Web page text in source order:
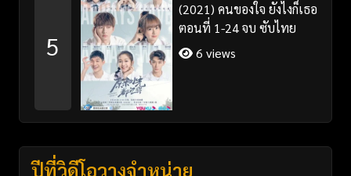
5
(2021) คนของใจ ยังไงก็เธอ
ตอนที่ 1-24 จบ ซับไทย
6 views
ปีที่วิดีโอวางจำหน่าย